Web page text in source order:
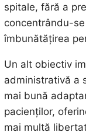
spitale, fără a
concentrându-
îmbunătățirea
Un alt obiectiv
administrativă a
mai bună
pacienților,
mai multă